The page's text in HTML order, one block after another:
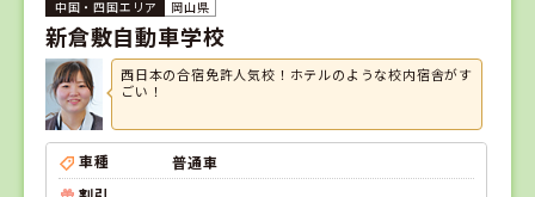
岡山県
新倉敷自動車学校
西日本の合宿免許人気校！ホテルのような校内宿舎がす
ごい！
車種
普通車